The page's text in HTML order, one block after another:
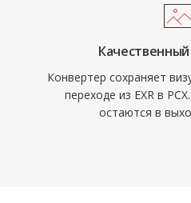
Конвертер сохраняет
переходе из EXR в
остаются в